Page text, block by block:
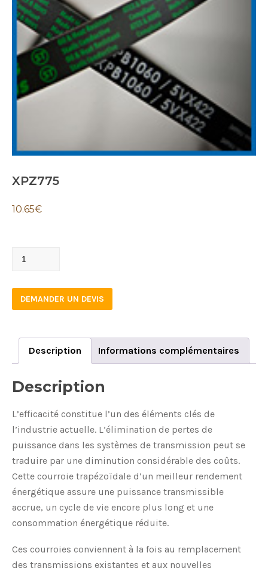
XPZ775
10.65€
XPZ775
DEMANDER UN DEVIS
Description Informations complémentaires
Description
L’efficacité constitue l’un des éléments clés de
l’industrie actuelle. L’élimination de pertes de
puissance dans les systèmes de transmission peut se
traduire par une diminution considérable des coûts.
Cette courroie trapézoïdale d’un meilleur rendement
énergétique assure une puissance transmissible
accrue, un cycle de vie encore plus long et une
consommation énergétique réduite.
Ces courroies conviennent à la fois au remplacement
des transmissions existantes et aux nouvelles